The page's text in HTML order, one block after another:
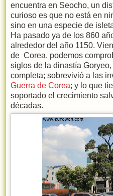
encuentra en Seocho, un
curioso es que no está en
sino en una especie de
Ha pasado ya de los 860
alrededor del año 1150.
de Corea, podemos
siglos de la dinastía
completa; sobrevivió a las
Guerra de Corea; y lo que
soportado el crecimiento
décadas.